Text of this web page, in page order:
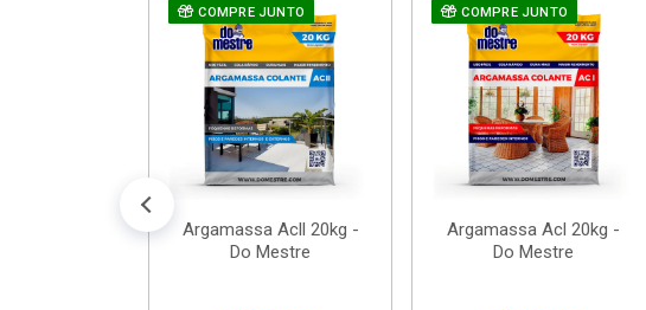
COMPRE JUNTO
Argamassa Acll 20kg -
Do Mestre
COMPRE JUNTO
Argamassa Acl 20kg -
Do Mestre